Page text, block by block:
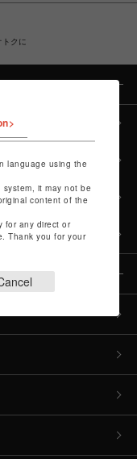
トクに
language using the
it may not be
content of the
for any direct or
Thank you for your